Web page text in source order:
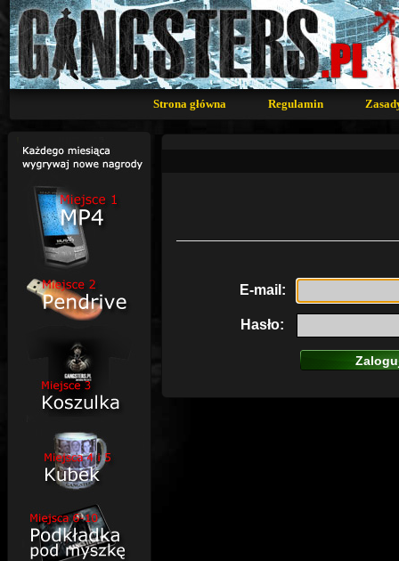
Strona główna Regulamin
E-mail:
Hasło: